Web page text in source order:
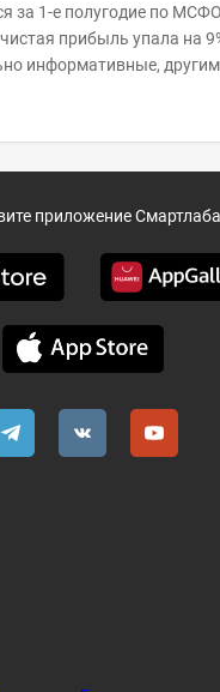
за 1-е полугодие по
прибыль упала на 9% г/г
информативные, другим
приложение